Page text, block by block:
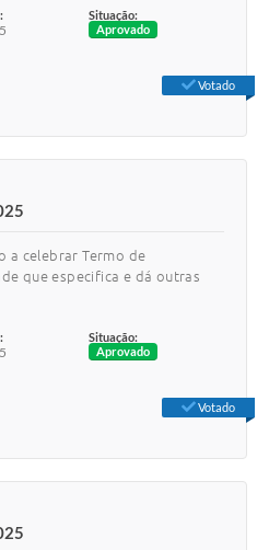
Situação:
Aprovado
Votado
a celebrar Termo de
que especifica e dá outras
Situação:
Aprovado
Votado